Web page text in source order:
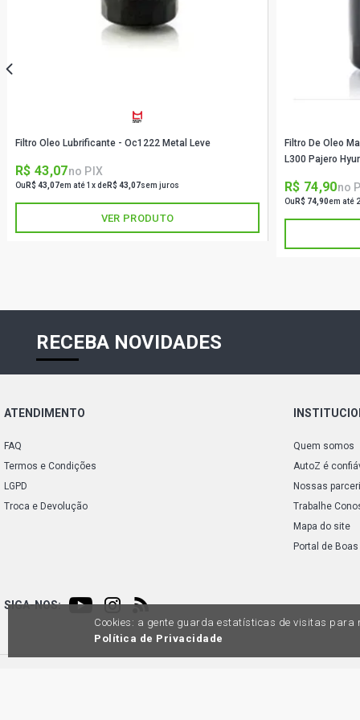
Filtro Oleo Lubrificante - Oc1222 Metal Leve
R$ 43,07no PIX
Ou R$ 43,07em até 1x deR$ 43,07sem juros
VER PRODUTO
Filtro De Oleo
L300 Pajero
R$ 74,90no
Ou R$ 74,90em até
RECEBA NOVIDADES
ATENDIMENTO
FAQ
Termos e Condições
LGPD
Troca e Devolução
Quem somos
AutoZ é
Nossas
Trabalhe
Mapa do site
Portal de
SIGA-NOS:
Cookies: a gente guarda estatísticas de visitas para
Política de Privacidade